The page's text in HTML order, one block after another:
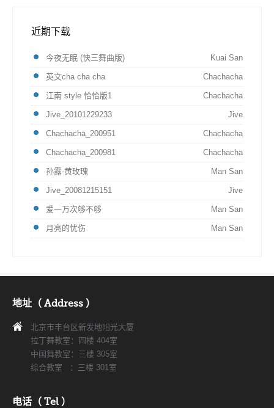
近期下载
今夜无眠 (快三舞曲版) Kuai San
英文cha cha cha Chachacha
江南 style 恰恰版1 Chachacha
Jive_20101229233 Jive
Chachacha_200951 Chachacha
Chachacha_200981 Chachacha
孙露-黄玫瑰 Man San
Jive_20081215151 Jive
爱一万次够不够 Man San
月亮的忧伤 Man San
地址（ Address ）
北京市丰台区新发地阳光大厦
拉丁舞教室：四楼 404室
中国舞教室：三楼 305室
综合教室 ：三楼 301室
电话（ Tel ）